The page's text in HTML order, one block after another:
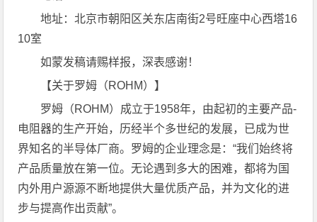
地址：北京市朝阳区关东店南街2号旺座中心西塔16
10室
如蒙发稿请赐样报，深表感谢！
【关于罗姆（ROHM）】
罗姆（ROHM）成立于1958年，由起初的主要产品-
电阻器的生产开始，历经半个多世纪的发展，已成为世
界知名的半导体厂商。罗姆的企业理念是：“我们始终将
产品质量放在第一位。无论遇到多大的困难，都将为国
内外用户源源不断地提供大量优质产品，并为文化的进
步与提高作出贡献”。